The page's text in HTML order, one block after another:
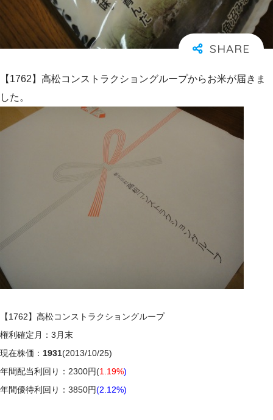
【1762】高松コンストラクショングループからお米が届きま
した。
【1762】高松コンストラクショングループ
権利確定月：3月末
現在株価： 1931(2013/10/25)
年間配当利回り：2300円(1.19%)
年間優待利回り：3850円(2.12%)